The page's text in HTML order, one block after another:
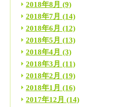
2018年8月 (9)
2018年7月 (14)
2018年6月 (12)
2018年5月 (13)
2018年4月 (3)
2018年3月 (11)
2018年2月 (19)
2018年1月 (16)
2017年12月 (14)